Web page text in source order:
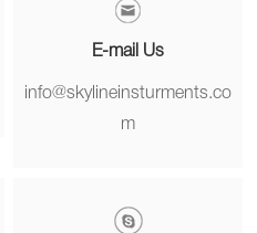
E-mail Us
info@skylineinsturments.co
m